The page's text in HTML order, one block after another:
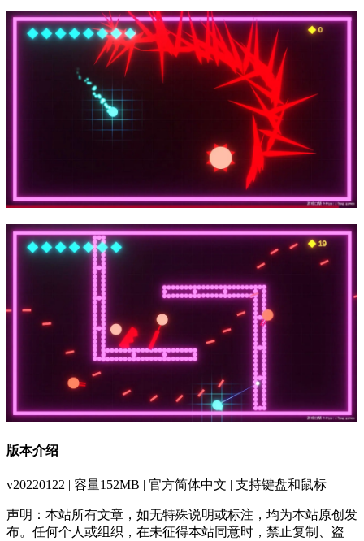
版本介绍
v20220122 | 容量152MB | 官方简体中文 | 支持键盘和鼠标
声明：本站所有文章，如无特殊说明或标注，均为本站原创发
布。任何个人或组织，在未征得本站同意时，禁止复制、盗